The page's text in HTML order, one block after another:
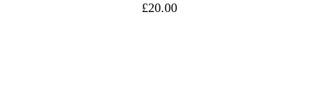
£20.00